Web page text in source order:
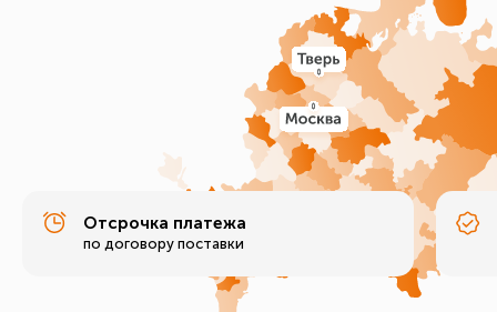
Отсрочка платежа
по договору поставки